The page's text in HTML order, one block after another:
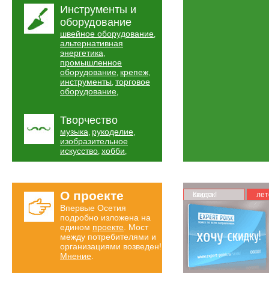
Инструменты и
оборудование
швейное оборудование,
альтернативная
энергетика,
промышленное
оборудование, крепеж,
инструменты, торговое
оборудование,
Творчество
музыка, рукоделие,
изобразительное
искусство, хобби,
О проекте
Впервые Осетия
подробно изложена на
едином проекте . Мост
между потребителями и
организациями возведен!
Мнение
Карта скидок!